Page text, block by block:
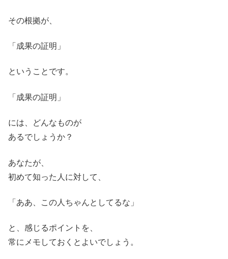
その根拠が、
「成果の証明」
ということです。
「成果の証明」
には、どんなものが
あるでしょうか？
あなたが、
初めて知った人に対して、
「ああ、この人ちゃんとしてるな」
と、感じるポイントを、
常にメモしておくとよいでしょう。